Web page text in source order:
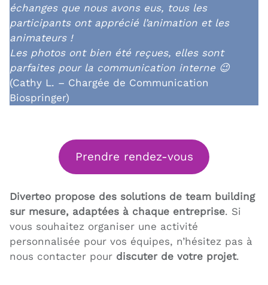
échanges que nous avons eus, tous les
participants ont apprécié l’animation et les
animateurs !
Les photos ont bien été reçues, elles sont
parfaites pour la communication interne 😉
(Cathy L. – Chargée de Communication
Biospringer)
Prendre rendez-vous
Diverteo propose des solutions de team building
sur mesure, adaptées à chaque entreprise. Si
vous souhaitez organiser une activité
personnalisée pour vos équipes, n’hésitez pas à
nous contacter pour discuter de votre projet.